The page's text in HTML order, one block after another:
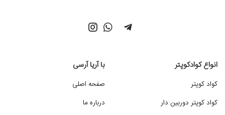
انواع کوادکوپتر
کواد کوپتر
کواد کوپتر دوربین دار
با آریا آرسی
صفحه اصلی
درباره ما